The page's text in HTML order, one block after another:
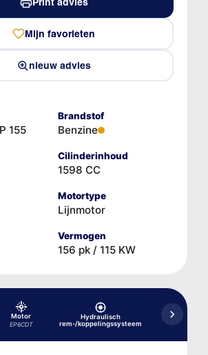
Mijn favorieten
nieuw advies
155
Brandstof
Benzine
Cilinderinhoud
1598 CC
Motortype
Lijnmotor
Vermogen
156 pk / 115 KW
Motor
EP6CDT
Hydraulisch
rem-/koppelingssysteem
Koelsysteem